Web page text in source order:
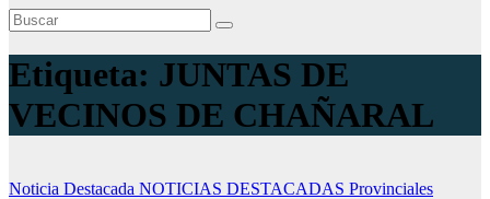
Etiqueta: JUNTAS DE
VECINOS DE CHAÑARAL
Noticia Destacada NOTICIAS DESTACADAS Provinciales